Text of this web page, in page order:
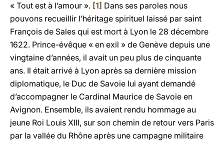
« Tout est à l’amour ». [1] Dans ses paroles nous
pouvons recueillir l’héritage spirituel laissé par saint
François de Sales qui est mort à Lyon le 28 décembre
1622. Prince-évêque « en exil » de Genève depuis une
vingtaine d’années, il avait un peu plus de cinquante
ans. Il était arrivé à Lyon après sa dernière mission
diplomatique, le Duc de Savoie lui ayant demandé
d’accompagner le Cardinal Maurice de Savoie en
Avignon. Ensemble, ils avaient rendu hommage au
jeune Roi Louis XIII, sur son chemin de retour vers Paris
par la vallée du Rhône après une campagne militaire